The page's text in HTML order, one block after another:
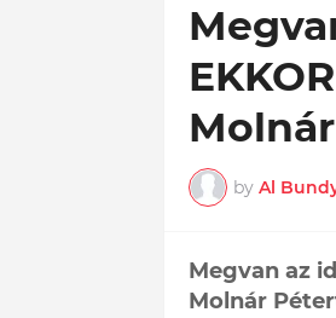
by Al
Megvan az
Molnár